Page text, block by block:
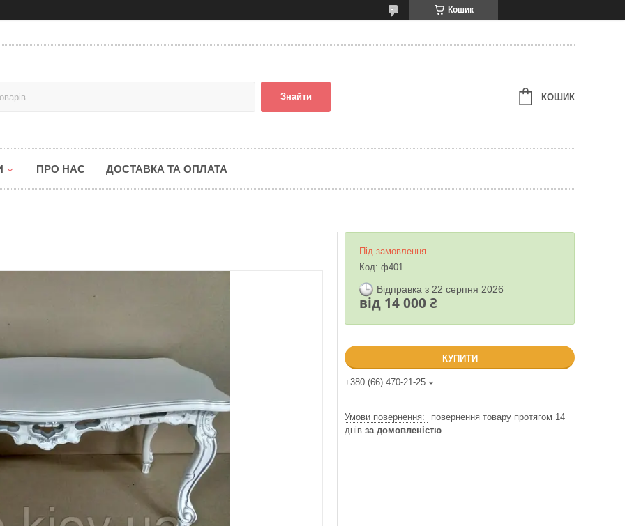
Кошик
Знайти КОШИК
ПРО НАС ДОСТАВКА ТА ОПЛАТА
Під замовлення
Код: ф401
Відправка з 22 серпня 2026
від 14 000 ₴
КУПИТИ
+380 (66) 470-21-25
повернення товару протягом 14
днів за домовленістю